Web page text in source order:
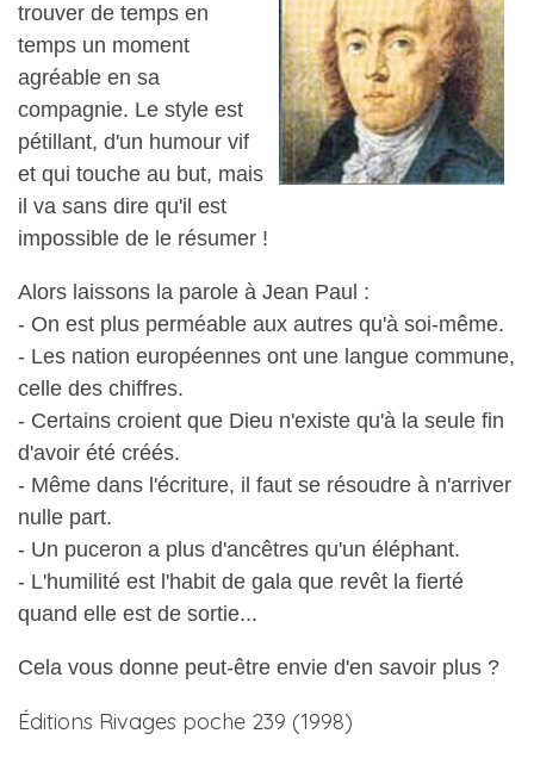
trouver de temps en
temps un moment
agréable en sa
compagnie. Le style est
pétillant, d'un humour vif
et qui touche au but, mais
il va sans dire qu'il est
impossible de le résumer !
Alors laissons la parole à Jean Paul :
- On est plus perméable aux autres qu'à soi-même.
- Les nation européennes ont une langue commune,
celle des chiffres.
- Certains croient que Dieu n'existe qu'à la seule fin
d'avoir été créés.
- Même dans l'écriture, il faut se résoudre à n'arriver
nulle part.
- Un puceron a plus d'ancêtres qu'un éléphant.
- L'humilité est l'habit de gala que revêt la fierté
quand elle est de sortie...
Cela vous donne peut-être envie d'en savoir plus ?
Éditions Rivages poche 239 (1998)